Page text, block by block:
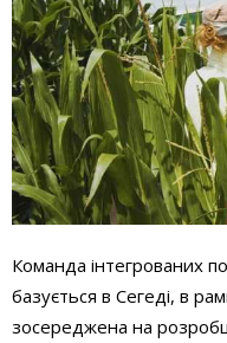
Команда інтегрованих
базується в Сегеді, в
зосереджена на